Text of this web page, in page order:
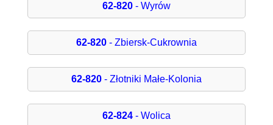
62-820- Wyrów
62-820- Zbiersk-Cukrownia
62-820- Złotniki Małe-Kolonia
62-824- Wolica